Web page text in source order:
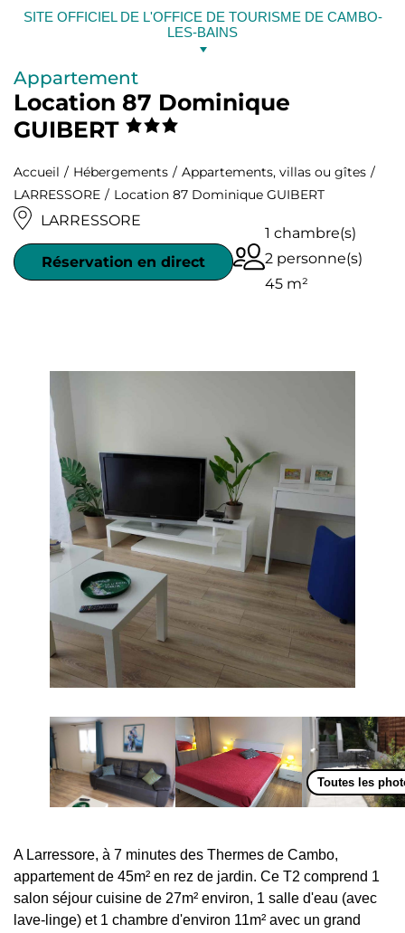
SITE OFFICIEL DE L'OFFICE DE TOURISME DE CAMBO-
LES-BAINS
Appartement
Location 87 Dominique
GUIBERT
Accueil Hébergements
Appartements, villas ou gîtes
LARRESSORE
Location 87 Dominique GUIBERT
LARRESSORE
Réservation en direct
1 chambre(s)
2 personne(s)
45 m²
Toutes les
A Larressore, à 7 minutes des Thermes de Cambo,
appartement de 45m² en rez de jardin. Ce T2 comprend 1
salon séjour cuisine de 27m² environ, 1 salle d'eau (avec
lave-linge) et 1 chambre d'environ 11m² avec un grand